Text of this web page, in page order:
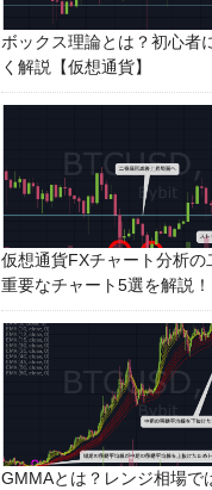
ボックス理論とは？初心者
く解説【仮想通貨】
仮想通貨FXチャート分析の
重要なチャート5選を解説！
GMMAとは？レンジ相場で